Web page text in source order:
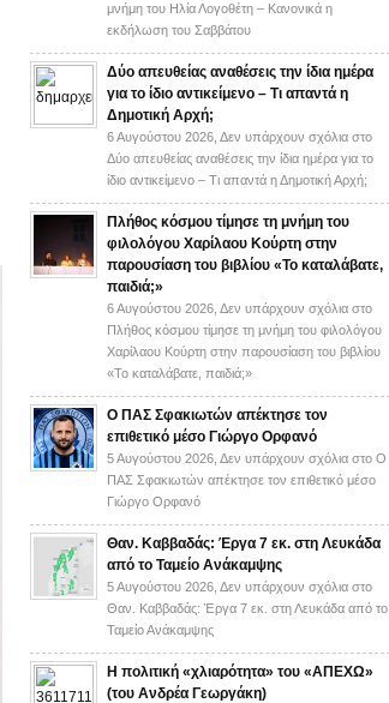
μνήμη του Ηλία Λογοθέτη – Κανονικά η
εκδήλωση του Σαββάτου
Δύο απευθείας αναθέσεις την ίδια ημέρα
για το ίδιο αντικείμενο – Τι απαντά η
Δημοτική Αρχή;
6 Αυγούστου 2026, Δεν υπάρχουν σχόλια στο
Δύο απευθείας αναθέσεις την ίδια ημέρα για το
ίδιο αντικείμενο – Τι απαντά η Δημοτική Αρχή;
Πλήθος κόσμου τίμησε τη μνήμη του
φιλολόγου Χαρίλαου Κούρτη στην
παρουσίαση του βιβλίου «Το καταλάβατε,
παιδιά;»
6 Αυγούστου 2026, Δεν υπάρχουν σχόλια στο
Πλήθος κόσμου τίμησε τη μνήμη του φιλολόγου
Χαρίλαου Κούρτη στην παρουσίαση του βιβλίου
«Το καταλάβατε, παιδιά;»
Ο ΠΑΣ Σφακιωτών απέκτησε τον
επιθετικό μέσο Γιώργο Ορφανό
5 Αυγούστου 2026, Δεν υπάρχουν σχόλια στο Ο
ΠΑΣ Σφακιωτών απέκτησε τον επιθετικό μέσο
Γιώργο Ορφανό
Θαν. Καββαδάς: Έργα 7 εκ. στη Λευκάδα
από το Ταμείο Ανάκαμψης
5 Αυγούστου 2026, Δεν υπάρχουν σχόλια στο
Θαν. Καββαδάς: Έργα 7 εκ. στη Λευκάδα από το
Ταμείο Ανάκαμψης
H πολιτική «χλιαρότητα» του «AΠΕΧΩ»
(του Ανδρέα Γεωργάκη)